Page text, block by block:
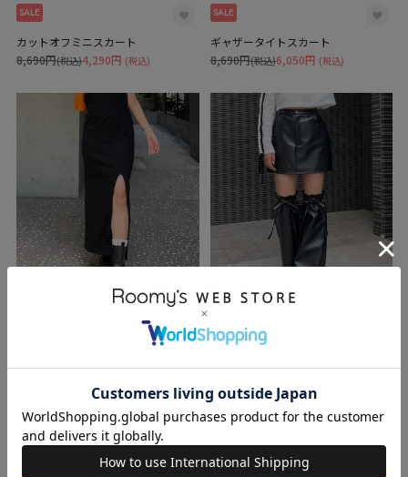
SALE
カットオフミニスカート
4,290円 (税込)
8,690円(税込)
SALE
ギャザータイトスカート
6,050円 (税込)
8,690円(税込)
SALE
9,790円
13,200円(税込)